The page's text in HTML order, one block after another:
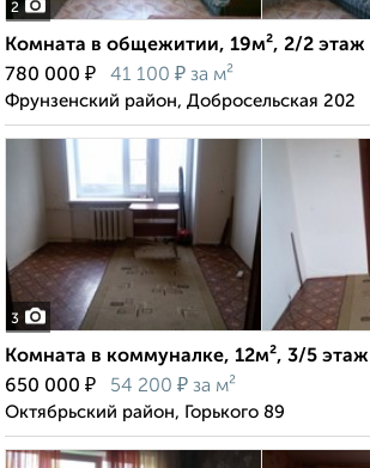
2
Комната в общежитии, 19м², 2/2 этаж
780 000 ₽ 41 100 ₽ за м²
Фрунзенский район, Добросельская 202
3
Комната в коммуналке, 12м², 3/5 этаж
650 000 ₽ 54 200 ₽ за м²
Октябрьский район, Горького 89